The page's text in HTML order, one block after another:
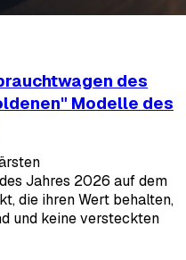
des
Modelle des
Jahres 2026 auf dem
die ihren Wert behalten,
und keine versteckten